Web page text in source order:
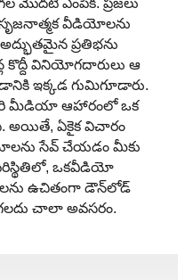
اُردُو
తెలుగు
हिंदी
Malaysia
Việt Nam
ภาษาไทย
మొదటి ఎంపిక. ప్రజలు
సృజనాత్మక వీడియోలను
ప్రతిభను
కొద్దీ వినియోగదారులు ఆ
ఇక్కడ గుమిగూడారు.
మీడియా ఆహారంలో ఒక
అయితే, ఏకైక విచారం
సేవ్ చేయడం మీకు
ఒకవీడియో
ఉచితంగా డౌన్‌లోడ్
చాలా అవసరం.